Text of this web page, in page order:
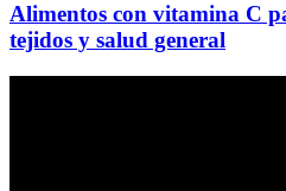
Alimentos con vitamina C
tejidos y salud general